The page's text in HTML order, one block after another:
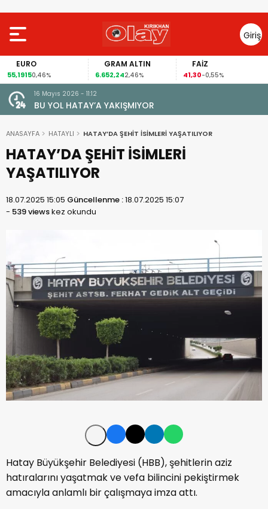
Giriş
Yap
EURO
55,19150,46%
GRAM ALTIN
6.652,242,46%
FAİZ
41,30-0,55%
Amik
16 Mayıs 2026 - 11:12
BU YOL HATAY’A YAKIŞMIYOR
ANASAYFA HATAYLI HATAY’DA ŞEHİT İSİMLERİ YAŞATILIYOR
HATAY’DA ŞEHİT İSİMLERİ
YAŞATILIYOR
18.07.2025 15:05 Güncellenme :18.07.2025 15:07
- 539 viewskez okundu
Hatay Büyükşehir Belediyesi (HBB), şehitlerin aziz
hatıralarını yaşatmak ve vefa bilincini pekiştirmek
amacıyla anlamlı bir çalışmaya imza attı.